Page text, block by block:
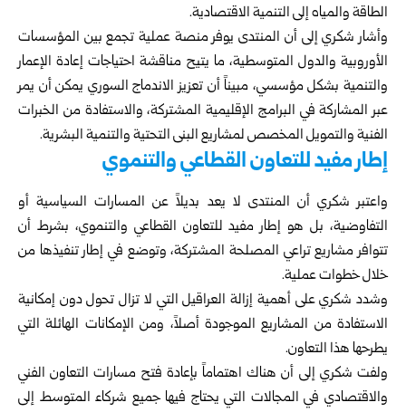
الطاقة والمياه إلى التنمية الاقتصادية.
وأشار شكري إلى أن المنتدى يوفر منصة عملية تجمع بين المؤسسات
الأوروبية والدول المتوسطية، ما يتيح مناقشة احتياجات إعادة الإعمار
والتنمية بشكل مؤسسي، مبيناً أن تعزيز الاندماج السوري يمكن أن يمر
عبر المشاركة في البرامج الإقليمية المشتركة، والاستفادة من الخبرات
الفنية والتمويل المخصص لمشاريع البنى التحتية والتنمية البشرية.
إطار مفيد للتعاون القطاعي والتنموي
واعتبر شكري أن المنتدى لا يعد بديلاً عن المسارات السياسية أو
التفاوضية، بل هو إطار مفيد للتعاون القطاعي والتنموي، بشرط أن
تتوافر مشاريع تراعي المصلحة المشتركة، وتوضع في إطار تنفيذها من
خلال خطوات عملية.
وشدد شكري على أهمية إزالة العراقيل التي لا تزال تحول دون إمكانية
الاستفادة من المشاريع الموجودة أصلاً، ومن الإمكانات الهائلة التي
يطرحها هذا التعاون.
ولفت شكري إلى أن هناك اهتماماً بإعادة فتح مسارات التعاون الفني
والاقتصادي في المجالات التي يحتاج فيها جميع شركاء المتوسط إلى